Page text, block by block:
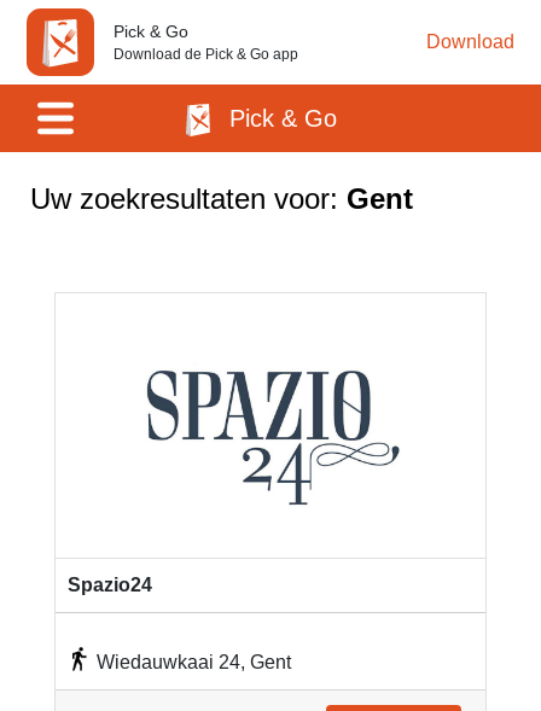
Pick & Go
Download de Pick & Go app
Download
Pick & Go
Uw zoekresultaten voor: Gent
Spazio24
Wiedauwkaai 24, Gent